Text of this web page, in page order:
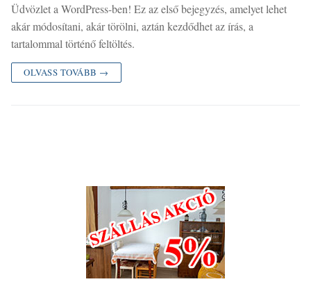
Üdvözlet a WordPress-ben! Ez az első bejegyzés, amelyet lehet
akár módosítani, akár törölni, aztán kezdődhet az írás, a
tartalommal történő feltöltés.
OLVASS TOVÁBB →